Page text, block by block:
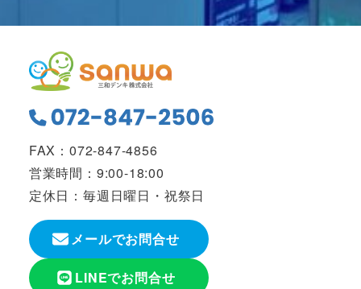
FAX：072-847-4856
営業時間：9:00-18:00
定休日：毎週日曜日・祝祭日
メールでお問合せ
LINEでお問合せ